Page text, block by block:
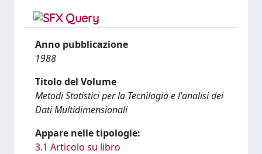
Anno pubblicazione
1988
Titolo del Volume
Metodi Statistici per la Tecnilogia e l'analisi dei
Dati Multidimensionali
Appare nelle tipologie:
3.1 Articolo su libro